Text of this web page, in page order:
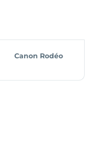
Canon Rodéo